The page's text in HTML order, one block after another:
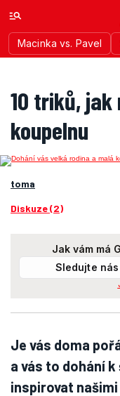
Macinka vs. Pavel
10 triků, jak
koupelnu
toma
Diskuze (2)
Jak vám má
Sledujte nás
Je vás doma
a vás to dohání
inspirovat